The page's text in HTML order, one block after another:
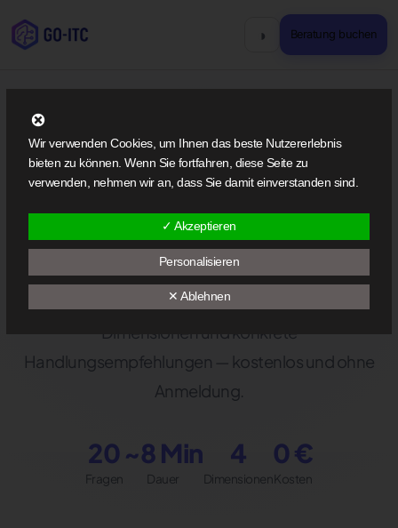
◑ Beratung buchen
SELF-SERVICE
WieKI-bereitist Ihr
Unternehmen?
In 20 Fragen zur KI-Reifegradanalyse: Erhalten Sie
einen fundierten Score, einen Vergleich über 4
Dimensionen und konkrete
Handlungsempfehlungen — kostenlos und ohne
Anmeldung.
20
Fragen
~8 Min
Dauer
4
Dimensionen
0 €
Kosten
Wir verwenden Cookies, um Ihnen das beste Nutzererlebnis
bieten zu können. Wenn Sie fortfahren, diese Seite zu
verwenden, nehmen wir an, dass Sie damit einverstanden sind.
✓ Akzeptieren
Personalisieren
✕ Ablehnen